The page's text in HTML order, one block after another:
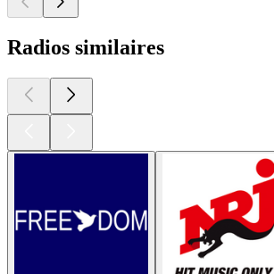
Radios similaires